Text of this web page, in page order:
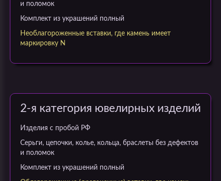
и поломок
Комплект из украшений полный
Необлагороженные вставки, где камень имеет
маркировку N
2-я категория ювелирных изделий
Изделия c пробой РФ
Серьги, цепочки, колье, кольца, браслеты без дефектов
и поломок
Комплект из украшений полный